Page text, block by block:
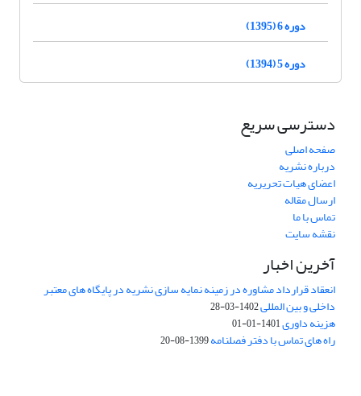
دوره 6 (1395)
دوره 5 (1394)
دسترسی سریع
صفحه اصلی
درباره نشریه
اعضای هیات تحریریه
ارسال مقاله
تماس با ما
نقشه سایت
آخرین اخبار
انعقاد قرارداد مشاوره در زمینه نمایه سازی نشریه در پایگاه های معتبر
داخلی و بین المللی1402-03-28
هزینه داوری1401-01-01
راه های تماس با دفتر فصلنامه1399-08-20